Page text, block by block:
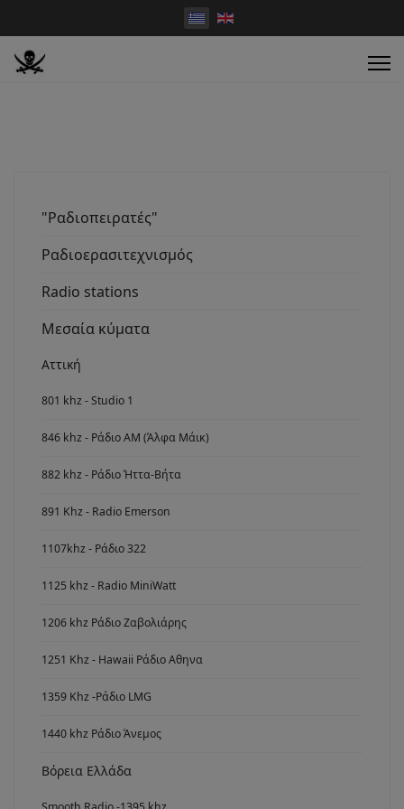
"Ραδιοπειρατές"
Ραδιοερασιτεχνισμός
Radio stations
Μεσαία κύματα
Αττική
801 khz - Studio 1
846 khz - Ράδιο ΑΜ (Άλφα Μάικ)
882 khz - Ράδιο Ήττα-Βήτα
891 Khz - Radio Emerson
1107khz - Ράδιο 322
1125 khz - Radio MiniWatt
1206 khz Ράδιο Ζαβολιάρης
1251 Khz - Hawaii Ράδιο Αθηνα
1359 Khz -Ράδιο LMG
1440 khz Ράδιο Άνεμος
Βόρεια Ελλάδα